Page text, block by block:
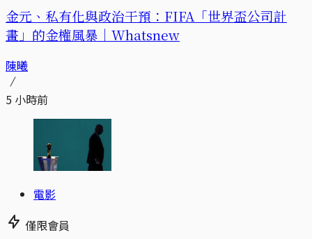
金元、私有化與政治干預：FIFA「世界盃公司計
畫」的金權風暴｜Whatsnew
陳曦
5 小時前
電影
僅限會員